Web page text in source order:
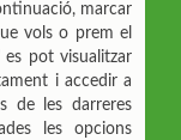
marcar
vols o prem el
pot visualitzar
i accedir a
de les darreres
les opcions